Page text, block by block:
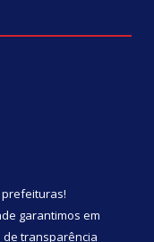
!
garantimos em
de transparência